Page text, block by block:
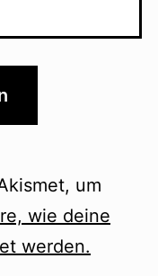
um
wie deine
werden.